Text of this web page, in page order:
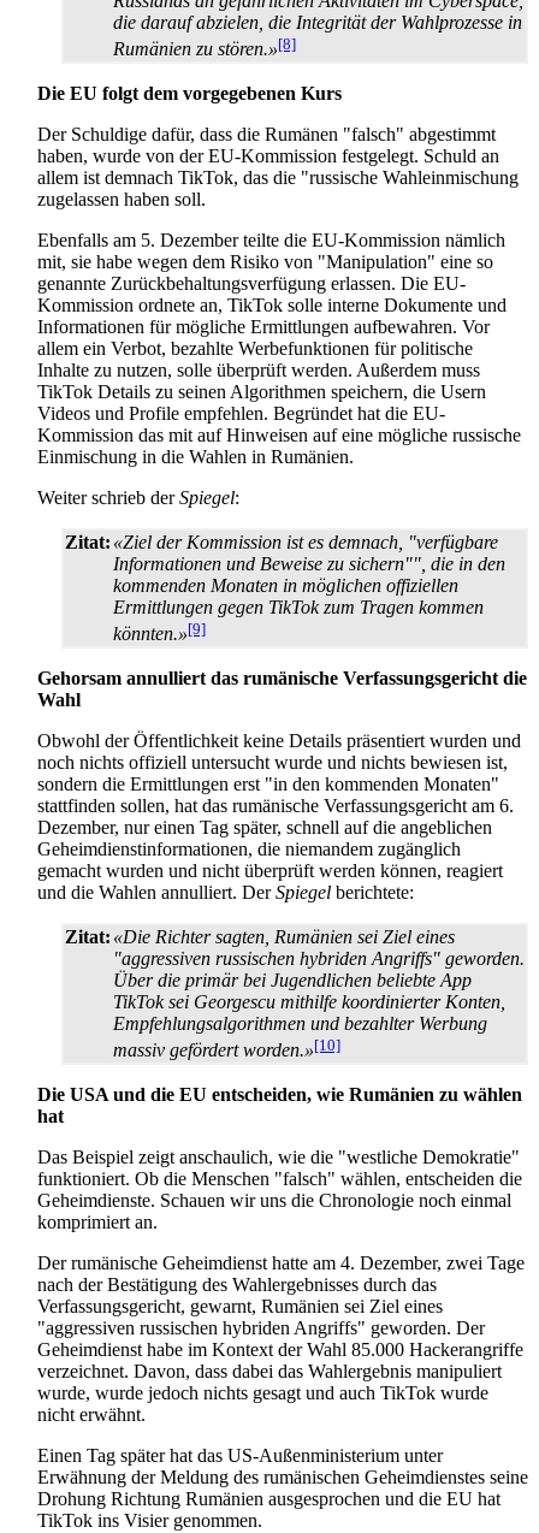
die darauf abzielen, die Integrität der Wahlprozesse in
Rumänien zu stören.»[8]
Die EU folgt dem vorgegebenen Kurs
Der Schuldige dafür, dass die Rumänen "falsch" abgestimmt
haben, wurde von der EU-Kommission festgelegt. Schuld an
allem ist demnach TikTok, das die "russische Wahl­einmischung
zugelassen haben soll.
Ebenfalls am 5. Dezember teilte die EU-Kommission nämlich
mit, sie habe wegen dem Risiko von "Manipulation" eine so
genannte Zurück­behaltungs­verfügung erlassen. Die EU-
Kommission ordnete an, TikTok solle interne Dokumente und
Informationen für mögliche Ermittlungen aufbewahren. Vor
allem ein Verbot, bezahlte Werbe­funktionen für politische
Inhalte zu nutzen, solle überprüft werden. Außerdem muss
TikTok Details zu seinen Algorithmen speichern, die Usern
Videos und Profile empfehlen. Begründet hat die EU-
Kommission das mit auf Hinweisen auf eine mögliche russische
Einmischung in die Wahlen in Rumänien.
Weiter schrieb derSpiegel:
Zitat: «Ziel der Kommission ist es demnach, "verfügbare
Informationen und Beweise zu sichern"", die in den
kommenden Monaten in möglichen offiziellen
Ermittlungen gegen TikTok zum Tragen kommen
könnten.»[9]
Gehorsam annulliert das rumänische Verfassungsgericht die
Wahl
Obwohl der Öffentlichkeit keine Details präsentiert wurden und
noch nichts offiziell untersucht wurde und nichts bewiesen ist,
sondern die Ermittlungen erst "in den kommenden Monaten"
stattfinden sollen, hat das rumänische Verfassungs­gericht am 6.
Dezember, nur einen Tag später, schnell auf die angeblichen
Geheimdienst­informationen, die niemandem zugänglich
gemacht wurden und nicht überprüft werden können, reagiert
und die Wahlen annulliert. DerSpiegel berichtete:
Zitat: «Die Richter sagten, Rumänien sei Ziel eines
"aggressiven russischen hybriden Angriffs" geworden.
Über die primär bei Jugendlichen beliebte App
TikTok sei Georgescu mithilfe koordinierter Konten,
Empfehlungs­algorithmen und bezahlter Werbung
massiv gefördert worden.»[10]
Die USA und die EU entscheiden, wie Rumänien zu wählen
hat
Das Beispiel zeigt anschaulich, wie die "westliche Demokratie"
funktioniert. Ob die Menschen "falsch" wählen, entscheiden die
Geheimdienste. Schauen wir uns die Chronologie noch einmal
komprimiert an.
Der rumänische Geheimdienst hatte am 4. Dezember, zwei Tage
nach der Bestätigung des Wahl­ergebnisses durch das
Verfassungs­gericht, gewarnt, Rumänien sei Ziel eines
"aggressiven russischen hybriden Angriffs" geworden. Der
Geheimdienst habe im Kontext der Wahl 85.000 Hacker­angriffe
verzeichnet. Davon, dass dabei das Wahlergebnis manipuliert
wurde, wurde jedoch nichts gesagt und auch TikTok wurde
nicht erwähnt.
Einen Tag später hat das US-Außen­ministerium unter
Erwähnung der Meldung des rumänischen Geheimdienstes seine
Drohung Richtung Rumänien ausgesprochen und die EU hat
TikTok ins Visier genommen.